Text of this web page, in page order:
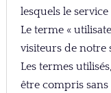
lesquels le
Le terme «
visiteurs de notre
Les termes
être compris